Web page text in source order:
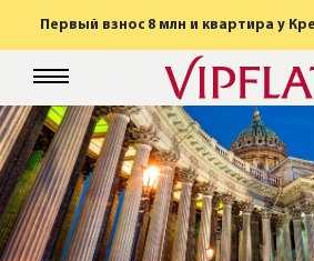
Первый взнос 8 млн и квартира у